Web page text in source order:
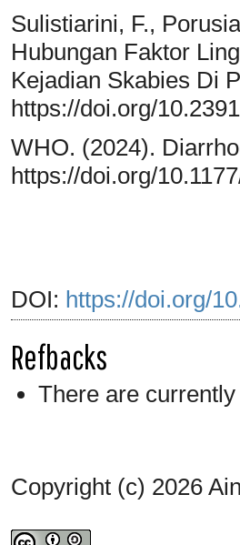
Sulistiarini, F.,
Hubungan Faktor
Kejadian Skabies Di
https://doi.org/
WHO. (2024).
https://doi.org/
DOI: https://doi.org/
Refbacks
There are
Copyright (c) 2026